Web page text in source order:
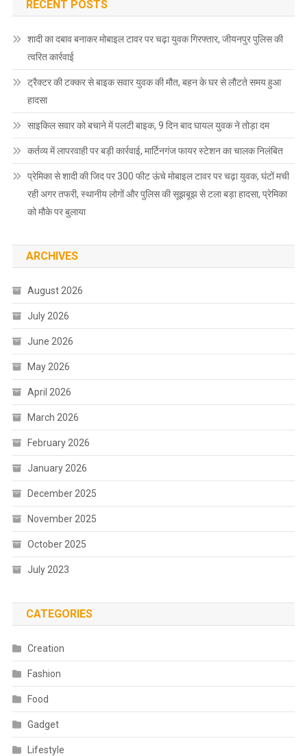
RECENT POSTS
शादी का दबाव बनाकर मोबाइल टावर पर चढ़ा युवक गिरफ्तार, जीयनपुर पुलिस की
त्वरित कार्रवाई
ट्रैक्टर की टक्कर से बाइक सवार युवक की मौत, बहन के घर से लौटते समय हुआ
हादसा
साइकिल सवार को बचाने में पलटी बाइक, 9 दिन बाद घायल युवक ने तोड़ा दम
कर्तव्य में लापरवाही पर बड़ी कार्रवाई, मार्टिनगंज फायर स्टेशन का चालक निलंबित
प्रेमिका से शादी की जिद पर 300 फीट ऊंचे मोबाइल टावर पर चढ़ा युवक, घंटों मची
रही अगर तफरी, स्थानीय लोगों और पुलिस की सूझबूझ से टला बड़ा हादसा, प्रेमिका
को मौके पर बुलाया
ARCHIVES
August 2026
July 2026
June 2026
May 2026
April 2026
March 2026
February 2026
January 2026
December 2025
November 2025
October 2025
July 2023
CATEGORIES
Creation
Fashion
Food
Gadget
Lifestyle